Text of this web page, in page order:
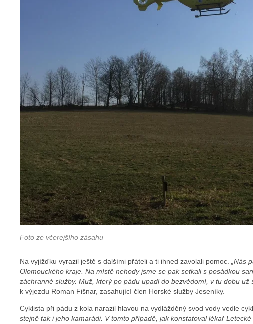
Foto ze včerejšího zásahu
Na vyjížďku vyrazil ještě s dalšími přáteli a ti ihned zavolali pomoc. „Nás
Olomouckého kraje. Na místě nehody jsme se pak setkali s posádkou
záchranné služby. Muž, který po pádu upadl do bezvědomí, v tu dobu už
k výjezdu Roman Fišnar, zasahující člen Horské služby Jeseníky.
Cyklista při pádu z kola narazil hlavou na vydlážděný svod vody vedle
stejně tak i jeho kamarádi. V tomto případě, jak konstatoval lékař